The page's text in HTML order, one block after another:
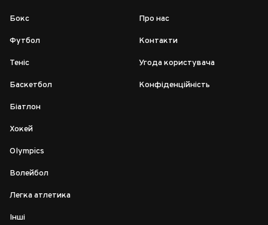
Бокс
Футбол
Теніс
Баскетбол
Біатлон
Хокей
Olympics
Волейбол
Легка атлетика
Інші
Про нас
Контакти
Угода користувача
Конфіденційність